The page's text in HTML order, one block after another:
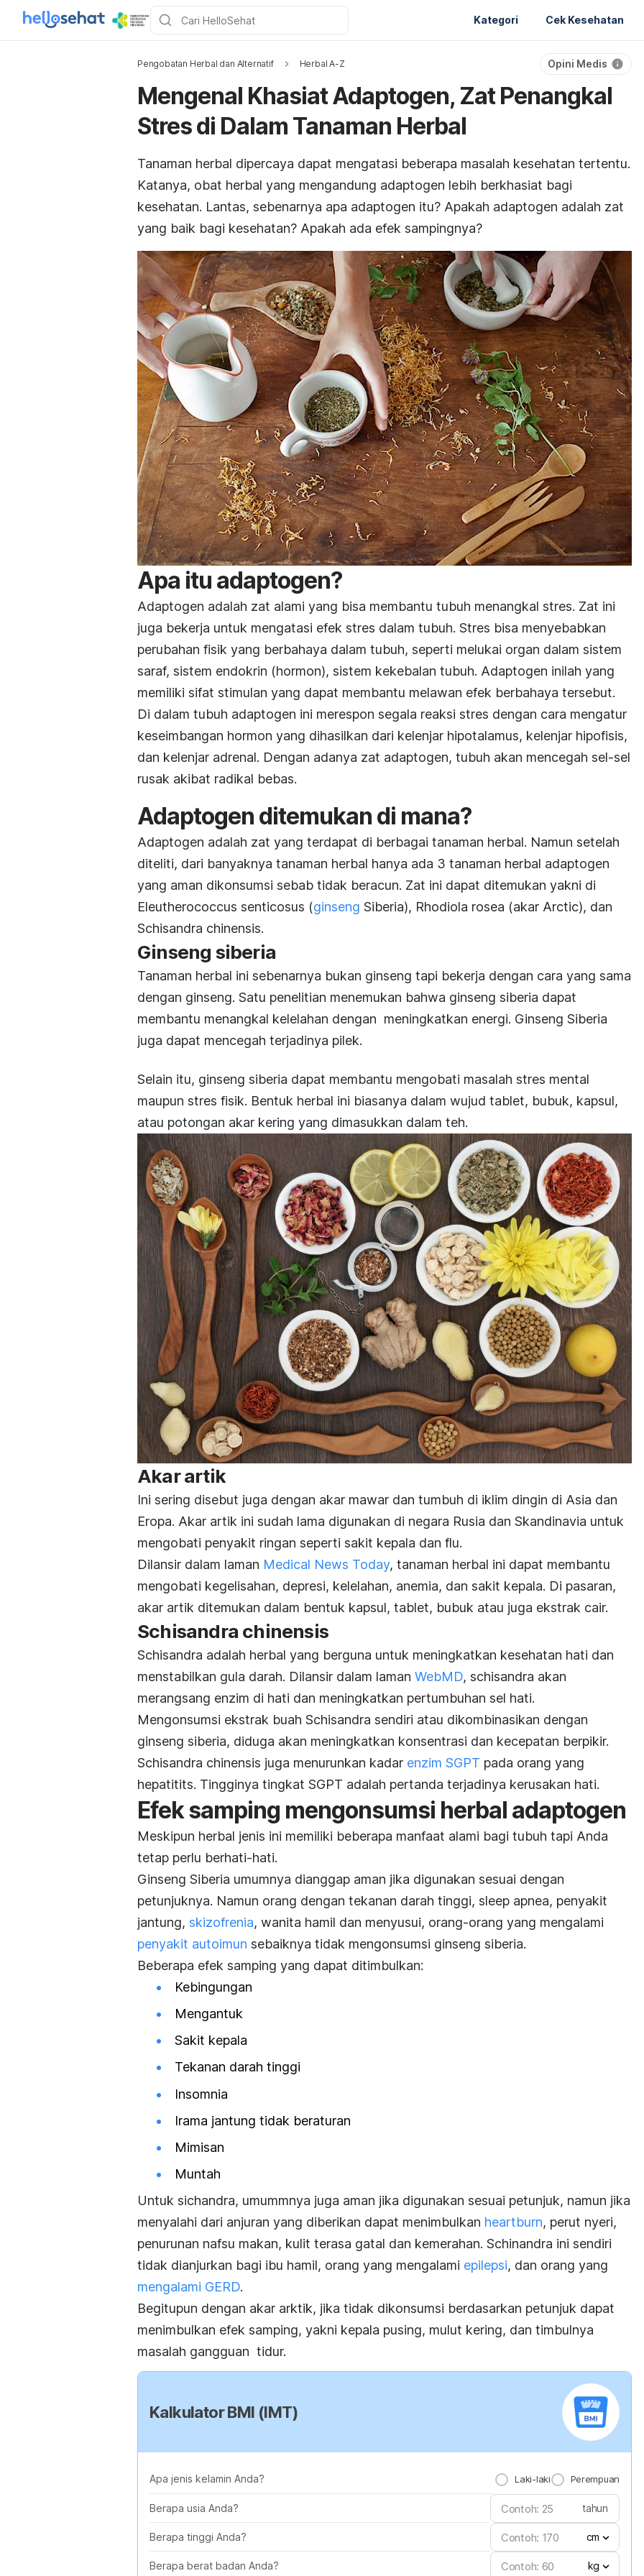
Kategori Cek Kesehatan
Pengobatan Herbal dan Alternatif Herbal A-Z Opini Medis
Mengenal Khasiat Adaptogen, Zat Penangkal
Stres di Dalam Tanaman Herbal
Tanaman herbal dipercaya dapat mengatasi beberapa masalah kesehatan tertentu.
Katanya, obat herbal yang mengandung adaptogen lebih berkhasiat bagi
kesehatan. Lantas, sebenarnya apa adaptogen itu? Apakah adaptogen adalah zat
yang baik bagi kesehatan? Apakah ada efek sampingnya?
Apa itu adaptogen?
Adaptogen adalah zat alami yang bisa membantu tubuh menangkal stres. Zat ini
juga bekerja untuk mengatasi efek stres dalam tubuh. Stres bisa menyebabkan
perubahan fisik yang berbahaya dalam tubuh, seperti melukai organ dalam sistem
saraf, sistem endokrin (hormon), sistem kekebalan tubuh. Adaptogen inilah yang
memiliki sifat stimulan yang dapat membantu melawan efek berbahaya tersebut.
Di dalam tubuh adaptogen ini merespon segala reaksi stres dengan cara mengatur
keseimbangan hormon yang dihasilkan dari kelenjar hipotalamus, kelenjar hipofisis,
dan kelenjar adrenal. Dengan adanya zat adaptogen, tubuh akan mencegah sel-sel
rusak akibat radikal bebas.
Adaptogen ditemukan di mana?
Adaptogen adalah zat yang terdapat di berbagai tanaman herbal. Namun setelah
diteliti, dari banyaknya tanaman herbal hanya ada 3 tanaman herbal adaptogen
yang aman dikonsumsi sebab tidak beracun. Zat ini dapat ditemukan yakni di
Eleutherococcus senticosus (ginseng Siberia), Rhodiola rosea (akar Arctic), dan
Schisandra chinensis.
Ginseng siberia
Tanaman herbal ini sebenarnya bukan ginseng tapi bekerja dengan cara yang sama
dengan ginseng. Satu penelitian menemukan bahwa ginseng siberia dapat
membantu menangkal kelelahan dengan meningkatkan energi. Ginseng Siberia
juga dapat mencegah terjadinya pilek.
Selain itu, ginseng siberia dapat membantu mengobati masalah stres mental
maupun stres fisik. Bentuk herbal ini biasanya dalam wujud tablet, bubuk, kapsul,
atau potongan akar kering yang dimasukkan dalam teh.
Akar artik
Ini sering disebut juga dengan akar mawar dan tumbuh di iklim dingin di Asia dan
Eropa. Akar artik ini sudah lama digunakan di negara Rusia dan Skandinavia untuk
mengobati penyakit ringan seperti sakit kepala dan flu.
Dilansir dalam laman Medical News Today, tanaman herbal ini dapat membantu
mengobati kegelisahan, depresi, kelelahan, anemia, dan sakit kepala. Di pasaran,
akar artik ditemukan dalam bentuk kapsul, tablet, bubuk atau juga ekstrak cair.
Schisandra chinensis
Schisandra adalah herbal yang berguna untuk meningkatkan kesehatan hati dan
menstabilkan gula darah. Dilansir dalam laman WebMD, schisandra akan
merangsang enzim di hati dan meningkatkan pertumbuhan sel hati.
Mengonsumsi ekstrak buah Schisandra sendiri atau dikombinasikan dengan
ginseng siberia, diduga akan meningkatkan konsentrasi dan kecepatan berpikir.
Schisandra chinensis juga menurunkan kadar enzim SGPT pada orang yang
hepatitits. Tingginya tingkat SGPT adalah pertanda terjadinya kerusakan hati.
Efek samping mengonsumsi herbal adaptogen
Meskipun herbal jenis ini memiliki beberapa manfaat alami bagi tubuh tapi Anda
tetap perlu berhati-hati.
Ginseng Siberia umumnya dianggap aman jika digunakan sesuai dengan
petunjuknya. Namun orang dengan tekanan darah tinggi, sleep apnea, penyakit
jantung, skizofrenia, wanita hamil dan menyusui, orang-orang yang mengalami
penyakit autoimun sebaiknya tidak mengonsumsi ginseng siberia.
Beberapa efek samping yang dapat ditimbulkan:
Kebingungan
Mengantuk
Sakit kepala
Tekanan darah tinggi
Insomnia
Irama jantung tidak beraturan
Mimisan
Muntah
Untuk sichandra, umummnya juga aman jika digunakan sesuai petunjuk, namun jika
menyalahi dari anjuran yang diberikan dapat menimbulkan heartburn, perut nyeri,
penurunan nafsu makan, kulit terasa gatal dan kemerahan. Schinandra ini sendiri
tidak dianjurkan bagi ibu hamil, orang yang mengalami epilepsi, dan orang yang
mengalami GERD.
Begitupun dengan akar arktik, jika tidak dikonsumsi berdasarkan petunjuk dapat
menimbulkan efek samping, yakni kepala pusing, mulut kering, dan timbulnya
masalah gangguan tidur.
Kalkulator BMI (IMT)
Apa jenis kelamin Anda? Laki-laki Perempuan
Berapa usia Anda? tahun
Berapa tinggi Anda? cm
Berapa berat badan Anda? kg